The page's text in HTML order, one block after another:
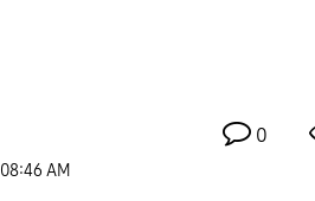
08:46 AM
0